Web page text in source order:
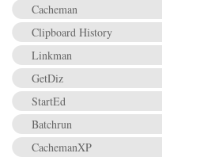
Cacheman
Clipboard History
Linkman
GetDiz
StartEd
Batchrun
CachemanXP